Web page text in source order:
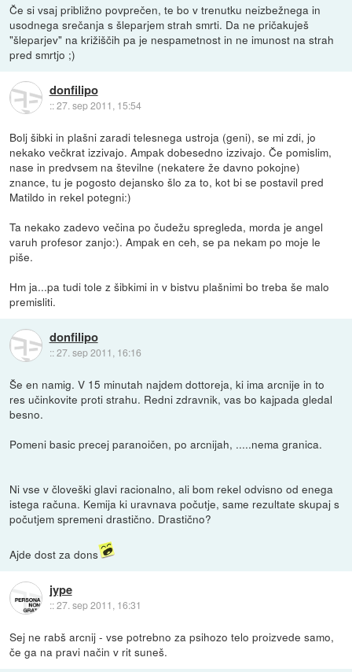
Če si vsaj približno povprečen, te bo v trenutku neizbežnega in
usodnega srečanja s šleparjem strah smrti. Da ne pričakuješ
"šleparjev" na križiščih pa je nespametnost in ne imunost na strah
pred smrtjo ;)
donfilipo
::27. sep 2011, 15:54
Bolj šibki in plašni zaradi telesnega ustroja (geni), se mi zdi, jo
nekako večkrat izzivajo. Ampak dobesedno izzivajo. Če pomislim,
nase in predvsem na številne (nekatere že davno pokojne)
znance, tu je pogosto dejansko šlo za to, kot bi se postavil pred
Matildo in rekel potegni:)
Ta nekako zadevo večina po čudežu spregleda, morda je angel
varuh profesor zanjo:). Ampak en ceh, se pa nekam po moje le
piše.
Hm ja...pa tudi tole z šibkimi in v bistvu plašnimi bo treba še malo
premisliti.
donfilipo
::27. sep 2011, 16:16
Še en namig. V 15 minutah najdem dottoreja, ki ima arcnije in to
res učinkovite proti strahu. Redni zdravnik, vas bo kajpada gledal
besno.
Pomeni basic precej paranoičen, po arcnijah, .....nema granica.
Ni vse v človeški glavi racionalno, ali bom rekel odvisno od enega
istega računa. Kemija ki uravnava počutje, same rezultate skupaj s
počutjem spremeni drastično. Drastično?
Ajde dost za dons
jype
::27. sep 2011, 16:31
Sej ne rabš arcnij - vse potrebno za psihozo telo proizvede samo,
če ga na pravi način v rit suneš.